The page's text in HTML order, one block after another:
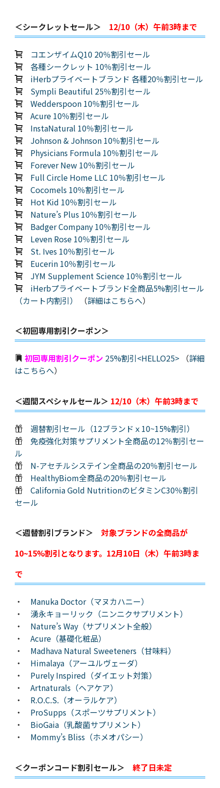
＜シークレットセール＞ 12/10（木）午前3時まで
コエンザイムQ10 20％割引セール
各種シークレット 10％割引セール
iHerbプライベートブランド 各種20％割引セール
Sympli Beautiful 25％割引セール
Wedderspoon 10％割引セール
Acure 10％割引セール
InstaNatural 10％割引セール
Johnson & Johnson 10％割引セール
Physicians Formula 10％割引セール
Forever New 10％割引セール
Full Circle Home LLC 10％割引セール
Cocomels 10％割引セール
Hot Kid 10％割引セール
Nature’s Plus 10％割引セール
Badger Company 10％割引セール
Leven Rose 10％割引セール
St. Ives 10％割引セール
Eucerin 10％割引セール
JYM Supplement Science 10％割引セール
iHerbプライベートブランド全商品5%割引セール
（カート内割引）
（詳細はこちらへ）
＜初回専用割引クーポン＞
初回専用割引クーポン 25%割引<HELLO25> （詳細
はこちらへ）
＜週間スペシャルセール＞ 12/10（木）午前3時まで
週替割引セール（12ブランドｘ10~15%割引）
免疫強化対策サプリメント全商品の12％割引セー
ル
N-アセチルシステイン全商品の20％割引セール
HealthyBiom全商品の20％割引セール
California Gold NutritionのビタミンC30％割引
セール
＜週替割引ブランド＞ 対象ブランドの全商品が
10~15%割引となります。12月10日（木）午前3時ま
で
・ Manuka Doctor（マヌカハニー）
・ 湧永キョーリック（ニンニクサプリメント）
・ Nature’s Way（サプリメント全般）
・ Acure（基礎化粧品）
・ Madhava Natural Sweeteners（甘味料）
・ Himalaya（アーユルヴェーダ）
・ Purely Inspired（ダイエット対策）
・ Artnaturals（ヘアケア）
・ R.O.C.S.（オーラルケア）
・ ProSupps（スポーツサプリメント）
・ BioGaia（乳酸菌サプリメント）
・ Mommy’s Bliss（ホメオパシー）
＜クーポンコード割引セール＞ 終了日未定